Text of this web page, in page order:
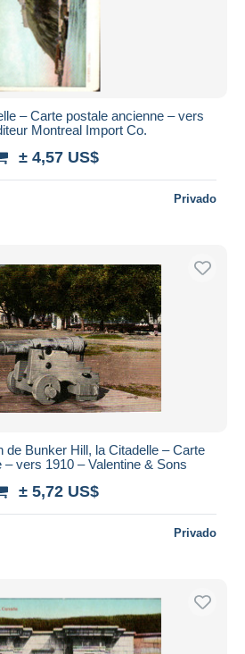
– Carte postale ancienne – vers
Montreal Import Co.
± 4,57 US$
Privado
de Bunker Hill, la Citadelle – Carte
– vers 1910 – Valentine & Sons
± 5,72 US$
Privado